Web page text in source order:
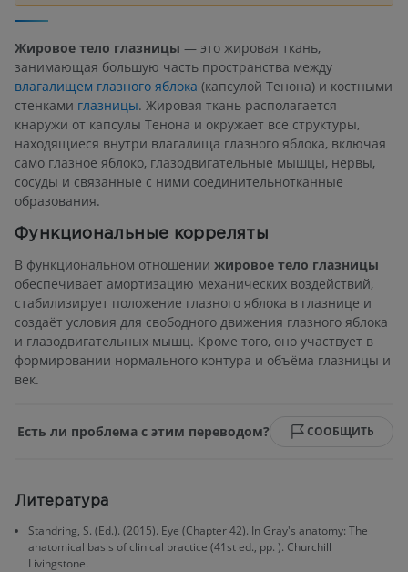
Жировое тело глазницы — это жировая ткань,
занимающая большую часть пространства между
влагалищем глазного яблока (капсулой Тенона) и костными
стенками глазницы. Жировая ткань располагается
кнаружи от капсулы Тенона и окружает все структуры,
находящиеся внутри влагалища глазного яблока, включая
само глазное яблоко, глазодвигательные мышцы, нервы,
сосуды и связанные с ними соединительнотканные
образования.
Функциональные корреляты
В функциональном отношении жировое тело глазницы
обеспечивает амортизацию механических воздействий,
стабилизирует положение глазного яблока в глазнице и
создаёт условия для свободного движения глазного яблока
и глазодвигательных мышц. Кроме того, оно участвует в
формировании нормального контура и объёма глазницы и
век.
Есть ли проблема с этим переводом? СООБЩИТЬ
Литература
Standring, S. (Ed.). (2015). Eye (Chapter 42). In Gray's anatomy: The
anatomical basis of clinical practice (41st ed., pp. ). Churchill
Livingstone.